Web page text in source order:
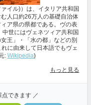
イル)）は、イタリア共和国
人口約26万人の基礎自治体
ア県の県都である。ヴの表
世にはヴェネツィア共和国
王」・「水の都」などの別
に由来して日本語でもヴェ
: Wikipedia)
もっと見る
できます ／